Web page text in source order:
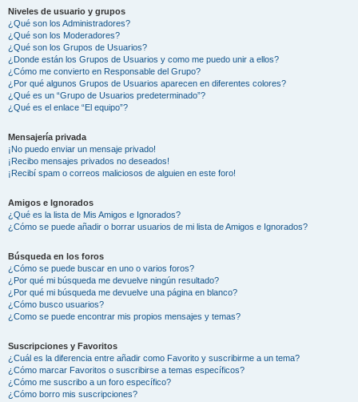
Niveles de usuario y grupos
¿Qué son los Administradores?
¿Qué son los Moderadores?
¿Qué son los Grupos de Usuarios?
¿Donde están los Grupos de Usuarios y como me puedo unir a ellos?
¿Cómo me convierto en Responsable del Grupo?
¿Por qué algunos Grupos de Usuarios aparecen en diferentes colores?
¿Qué es un “Grupo de Usuarios predeterminado”?
¿Qué es el enlace “El equipo”?
Mensajería privada
¡No puedo enviar un mensaje privado!
¡Recibo mensajes privados no deseados!
¡Recibí spam o correos maliciosos de alguien en este foro!
Amigos e Ignorados
¿Qué es la lista de Mis Amigos e Ignorados?
¿Cómo se puede añadir o borrar usuarios de mi lista de Amigos e Ignorados?
Búsqueda en los foros
¿Cómo se puede buscar en uno o varios foros?
¿Por qué mi búsqueda me devuelve ningún resultado?
¿Por qué mi búsqueda me devuelve una página en blanco?
¿Cómo busco usuarios?
¿Como se puede encontrar mis propios mensajes y temas?
Suscripciones y Favoritos
¿Cuál es la diferencia entre añadir como Favorito y suscribirme a un tema?
¿Cómo marcar Favoritos o suscribirse a temas específicos?
¿Cómo me suscribo a un foro específico?
¿Cómo borro mis suscripciones?